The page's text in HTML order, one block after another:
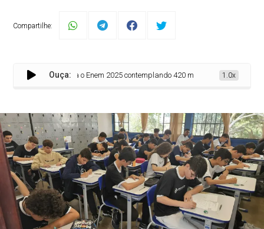
Compartilhe:
Ouça:
simulado para o Enem 2025 contemplando 420 mil estudantes1.0x